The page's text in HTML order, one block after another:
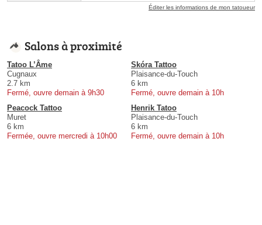
Éditer les informations de mon tatoueur
Salons à proximité
Tatoo L’Âme
Cugnaux
2.7 km
Fermé, ouvre demain à 9h30
Skóra Tattoo
Plaisance-du-Touch
6 km
Fermé, ouvre demain à 10h
Peacock Tattoo
Muret
6 km
Fermée, ouvre mercredi à 10h00
Henrik Tatoo
Plaisance-du-Touch
6 km
Fermé, ouvre demain à 10h